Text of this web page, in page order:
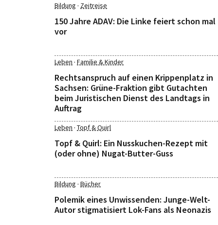
Bildung · Zeitreise
150 Jahre ADAV: Die Linke feiert schon mal
vor
Leben · Familie & Kinder
Rechtsanspruch auf einen Krippenplatz in
Sachsen: Grüne-Fraktion gibt Gutachten
beim Juristischen Dienst des Landtags in
Auftrag
Leben · Topf & Quirl
Topf & Quirl: Ein Nusskuchen-Rezept mit
(oder ohne) Nugat-Butter-Guss
Bildung · Bücher
Polemik eines Unwissenden: Junge-Welt-
Autor stigmatisiert Lok-Fans als Neonazis